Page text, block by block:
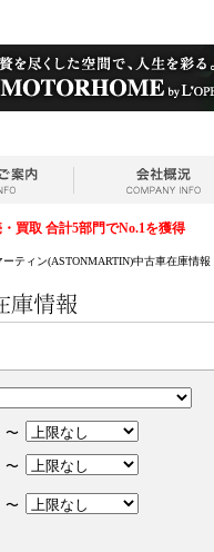
・買取 合計5部門でNo.1を獲得
ーティン(ASTONMARTIN)中古車在庫情
〜
〜
〜